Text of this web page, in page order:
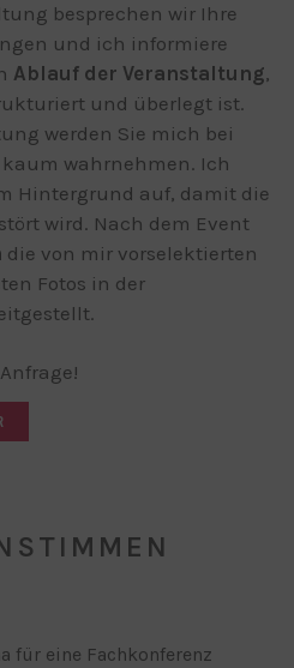
besprechen wir Ihre
und ich informiere
Ablauf der Veranstaltung,
und überlegt ist.
werden Sie mich bei
wahrnehmen. Ich
Hintergrund auf, damit die
wird. Nach dem Event
die von mir vorselektierten
Fotos in der
für eine Fachkonferenz